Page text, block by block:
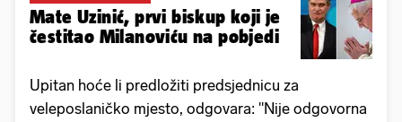
Mate Uzinić, prvi biskup koji je
čestitao Milanoviću na pobjedi
Upitan hoće li predložiti predsjednicu za
veleposlaničko mjesto, odgovara: "Nije odgovorna